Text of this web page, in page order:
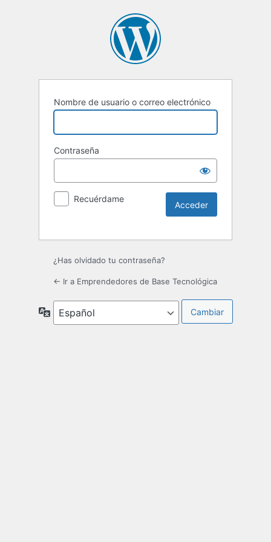
Nombre de usuario o correo electrónico
Contraseña
Recuérdame
¿Has olvidado tu contraseña?
← Ir a Emprendedores de Base Tecnológica
Idioma